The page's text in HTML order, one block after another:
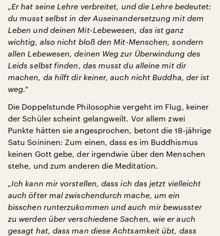
„Er hat seine Lehre verbreitet, und die Lehre bedeutet:
du musst selbst in der Auseinandersetzung mit dem
Leben und deinen Mit-Lebewesen, das ist ganz
wichtig, also nicht bloß den Mit-Menschen, sondern
allen Lebewesen, deinen Weg zur Überwindung des
Leids selbst finden, das musst du alleine mit dir
machen, da hilft dir keiner, auch nicht Buddha, der ist
weg.“
Die Doppelstunde Philosophie vergeht im Flug, keiner
der Schüler scheint gelangweilt. Vor allem zwei
Punkte hätten sie angesprochen, betont die 18-jährige
Satu Soininen: Zum einen, dass es im Buddhismus
keinen Gott gebe, der irgendwie über den Menschen
stehe, und zum anderen die Meditation.
„Ich kann mir vorstellen, dass ich das jetzt vielleicht
auch öfter mal zwischendurch mache, um ein
bisschen runterzukommen und auch mir bewusster
zu werden über verschiedene Sachen, wie er auch
gesagt hat, dass man diese Achtsamkeit übt, dass